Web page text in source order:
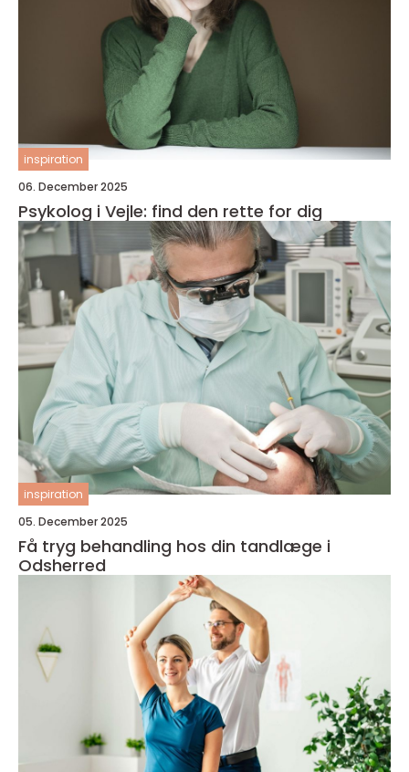
inspiration
06. December 2025
Psykolog i Vejle: find den rette for dig
inspiration
05. December 2025
Få tryg behandling hos din tandlæge i
Odsherred